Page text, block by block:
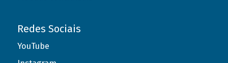
Redes Sociais
YouTube